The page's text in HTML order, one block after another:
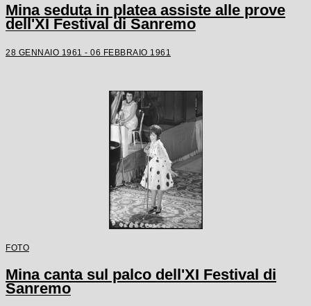
Mina seduta in platea assiste alle prove
dell'XI Festival di Sanremo
28 GENNAIO 1961 - 06 FEBBRAIO 1961
FOTO
Mina canta sul palco dell'XI Festival di
Sanremo